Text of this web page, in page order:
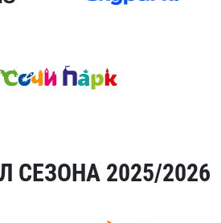
2025/2026